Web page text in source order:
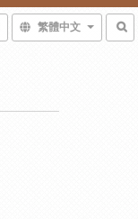
繁體中文